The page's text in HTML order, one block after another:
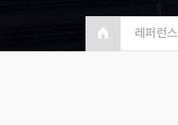
레퍼런스